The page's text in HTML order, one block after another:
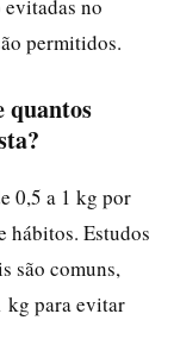
no
permitidos.
quantos
0,5 a 1 kg por
hábitos. Estudos
são comuns,
kg para evitar